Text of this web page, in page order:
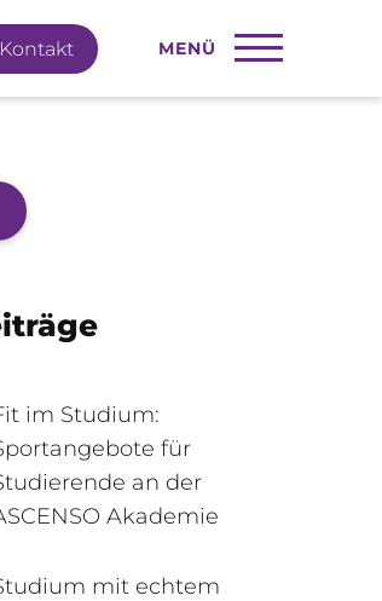
Kontakt MENÜ
Interner Bereich
im Studium:
für
an der
Akademie
mit echtem